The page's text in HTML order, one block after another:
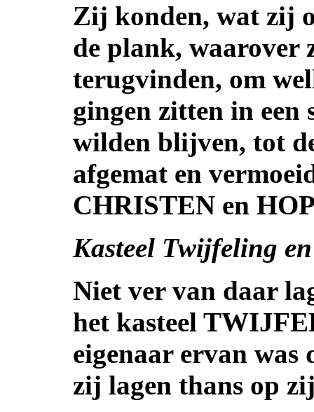
Zij konden, wat zij
de plank, waarover
terugvinden, om
gingen zitten in
wilden blijven, tot
afgemat en
CHRISTEN en
Kasteel Twijfeling
Niet ver van daar
het kasteel
eigenaar ervan was
zij lagen thans op